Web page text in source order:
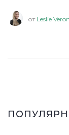
от Leslie